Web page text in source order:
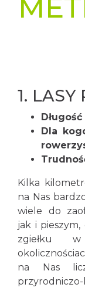
1. LASY
Dla
Kilka
na Nas
wiele do
jak i
zgiełku
na Nas